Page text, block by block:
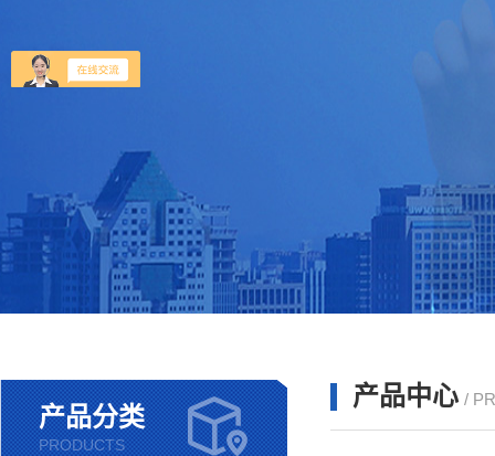
产品分类
PRODUCTS
产品中心 /